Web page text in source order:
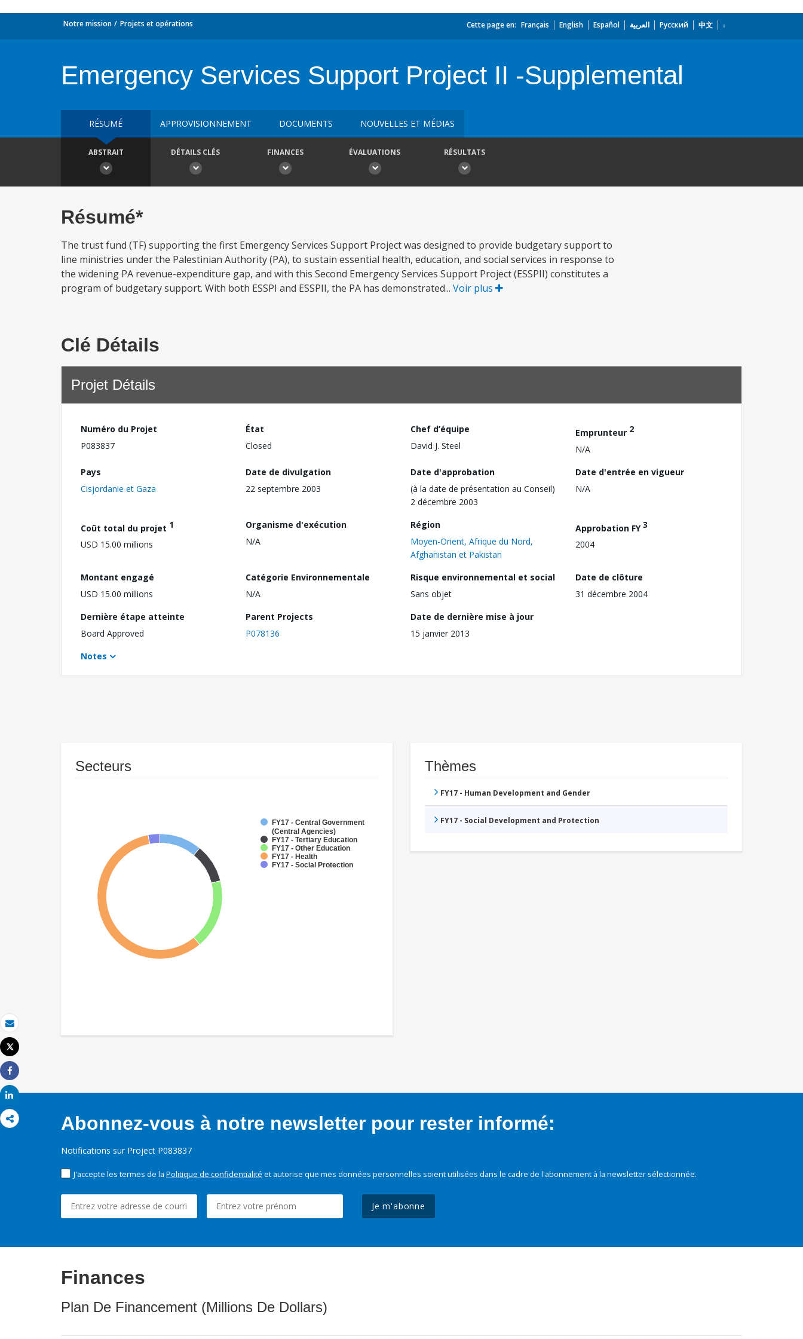
Email
Imprimer
Tweet
Share
Share
Notre mission Projets et opérations Cette page en: Français English Español العربية Русский 中文
Emergency Services Support Project II -Supplemental
RÉSUMÉ APPROVISIONNEMENT DOCUMENTS NOUVELLES ET MÉDIAS
ABSTRAIT DÉTAILS CLÉS FINANCES ÉVALUATIONS RÉSULTATS
Résumé*
The trust fund (TF) supporting the first Emergency Services Support Project was designed to provide budgetary support to
line ministries under the Palestinian Authority (PA), to sustain essential health, education, and social services in response to
the widening PA revenue-expenditure gap, and with this Second Emergency Services Support Project (ESSPII) constitutes a
program of budgetary support. With both ESSPI and ESSPII, the PA has demonstrated... Voir plus
Clé Détails
Projet Détails
Numéro du Projet
P083837
État
Closed
Chef d’équipe
David J. Steel
Emprunteur 2
N/A
Pays
Cisjordanie et Gaza
Date de divulgation
22 septembre 2003
Date d'approbation
(à la date de présentation au Conseil)
2 décembre 2003
Date d'entrée en vigueur
N/A
Coût total du projet 1
USD 15.00 millions
Organisme d'exécution
N/A
Région
Moyen-Orient, Afrique du Nord,
Afghanistan et Pakistan
Approbation FY3
2004
Montant engagé
USD 15.00 millions
Catégorie Environnementale
N/A
Risque environnemental et social
Sans objet
Date de clôture
31 décembre 2004
Dernière étape atteinte
Board Approved
Parent Projects
P078136
Date de dernière mise à jour
15 janvier 2013
Notes
Secteurs
FY17 - Central Government
(Central Agencies)
FY17 - Tertiary Education
FY17 - Other Education
FY17 - Health
FY17 - Social Protection
Thèmes
FY17 - Human Development and Gender
FY17 - Social Development and Protection
Abonnez-vous à notre newsletter pour rester informé:
Notifications sur Project P083837
J'accepte les termes de la Politique de confidentialité et autorise que mes données personnelles soient utilisées dans le cadre de l'abonnement à la newsletter sélectionnée.
Je m'abonne
Finances
Plan De Financement (Millions De Dollars)